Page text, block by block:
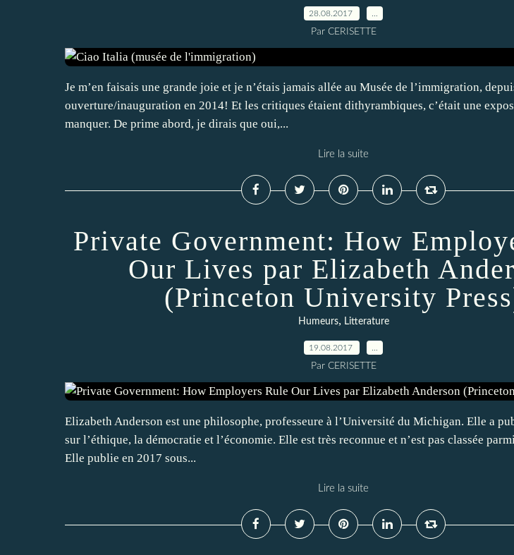
28.08.2017
Par CERISETTE
Je m’en faisais une grande joie et je n’étais jamais allée au Musée de l’immigration,
ouverture/inauguration en 2014! Et les critiques étaient dithyrambiques, c’était une
manquer. De prime abord, je dirais que oui,...
Lire la suite
Private Government: How
Our Lives par Elizabeth
(Princeton University
Humeurs, Litterature
19.08.2017
Par CERISETTE
Elizabeth Anderson est une philosophe, professeure à l’Université du Michigan. Elle a
sur l’éthique, la démocratie et l’économie. Elle est très reconnue et n’est pas classée
Elle publie en 2017 sous...
Lire la suite